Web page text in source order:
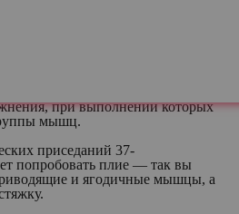
упражнение, которое только на
сложным.
если вы хотите быстро похудеть
красивого рельефного
тренировкам балерин и гимнасток.
при выполнении которых
мышц.
приседаний 37-
попробовать плие — так вы
и ягодичные мышцы, а